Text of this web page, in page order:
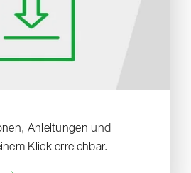
Anleitungen und
Klick erreichbar.